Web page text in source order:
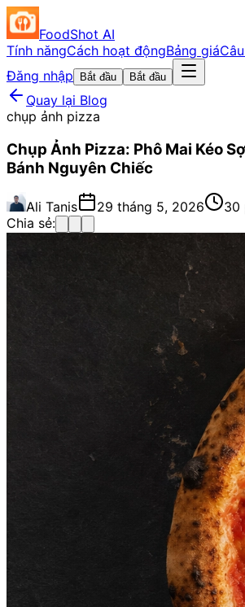
FoodShot AI
Tính năngCách hoạt độngBảng giá
Đăng nhập
Bắt đầu Bắt đầu
Quay lại Blog
chụp ảnh pizza
Chụp Ảnh Pizza: Phô Mai Kéo
Bánh Nguyên Chiếc
Ali Tanis 29 tháng 5, 2026
30
Chia sẻ: